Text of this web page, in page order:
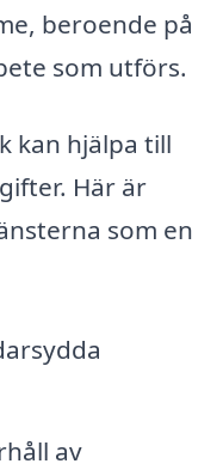
beroende på
som utförs.
kan hjälpa till
Här är
som en
av